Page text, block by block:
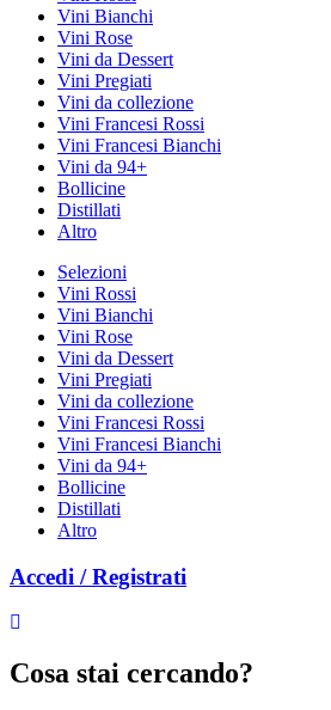
Vini Bianchi
Vini Rose
Vini da Dessert
Vini Pregiati
Vini da collezione
Vini Francesi Rossi
Vini Francesi Bianchi
Vini da 94+
Bollicine
Distillati
Altro
Selezioni
Vini Rossi
Vini Bianchi
Vini Rose
Vini da Dessert
Vini Pregiati
Vini da collezione
Vini Francesi Rossi
Vini Francesi Bianchi
Vini da 94+
Bollicine
Distillati
Altro
Accedi / Registrati
Cosa stai cercando?